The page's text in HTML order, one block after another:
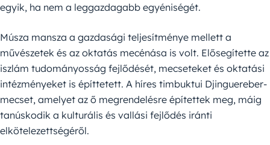
egyik, ha nem a leggazdagabb egyéniségét.
Músza mansza a gazdasági teljesítménye mellett a
művészetek és az oktatás mecénása is volt. Elősegítette az
iszlám tudományosság fejlődését, mecseteket és oktatási
intézményeket is építtetett. A híres timbuktui Djinguereber-
mecset, amelyet az ő megrendelésre építettek meg, máig
tanúskodik a kulturális és vallási fejlődés iránti
elkötelezettségéről.